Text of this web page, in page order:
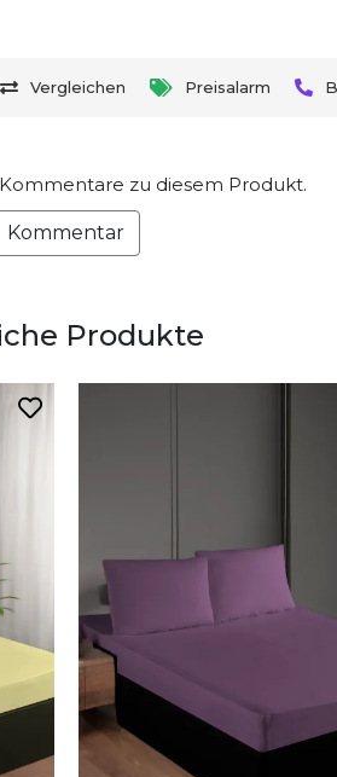
Vergleichen Preisalarm
zu diesem Produkt.
Kommentar
Produkte